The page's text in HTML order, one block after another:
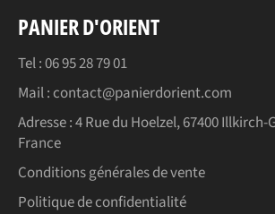
PANIER D'ORIENT
Tel : 06 95 28 79 01
Mail : contact@panierdorient.com
Adresse :4 Rue du Hoelzel, 67400
France
Conditions générales de vente
Politique de confidentialité